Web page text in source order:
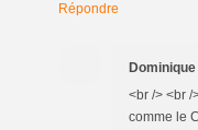
Répondre
<br /> <br
comme le